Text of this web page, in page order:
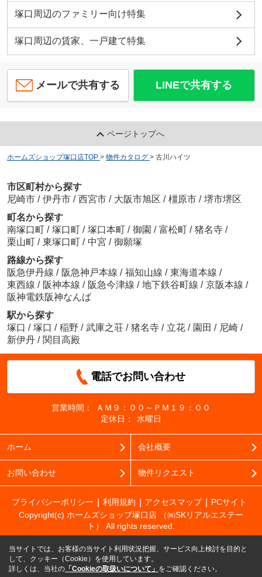
塚口周辺のファミリー向け特集
塚口周辺の賃家、一戸建て特集
メールで共有する LINEで共有する
ページトップへ
ホームズショップ塚口店TOP > 物件カタログ > 古川ハイツ
市区町村から探す
尼崎市 / 伊丹市 / 西宮市 / 大阪市旭区 / 橿原市 / 堺市堺区
町名から探す
南塚口町 / 塚口町 / 塚口本町 / 御園 / 富松町 / 猪名寺 /
栗山町 / 東塚口町 / 中宮 / 御願塚
路線から探す
阪急伊丹線 / 阪急神戸本線 / 福知山線 / 東海道本線 /
東西線 / 阪神本線 / 阪急今津線 / 地下鉄谷町線 / 京阪本線 /
阪神電鉄阪神なんば
駅から探す
塚口 / 塚口 / 稲野 / 武庫之荘 / 猪名寺 / 立花 / 園田 / 尼崎 /
新伊丹 / 関目高殿
電話でお問い合わせ
営業時間：
ＡＭ９：００～ＰＭ１９：００
定休日：
水曜日
ホーム 会社概要
お問い合わせ 物件リクエスト
プライバシーポリシー 利用規約 アクセスマップ
PCサイト
Copyright(c) ホームズショップ塚口店 （㈱SKリアルエステー
ト） All rights reserved.
当サイトでは、お客様の当サイト利用状況把握、サービス向上検討を目的と
して、クッキー（Cookie）を使用しています。
詳しくは、当社の 「Cookieの取扱いについて」 をご確認ください。